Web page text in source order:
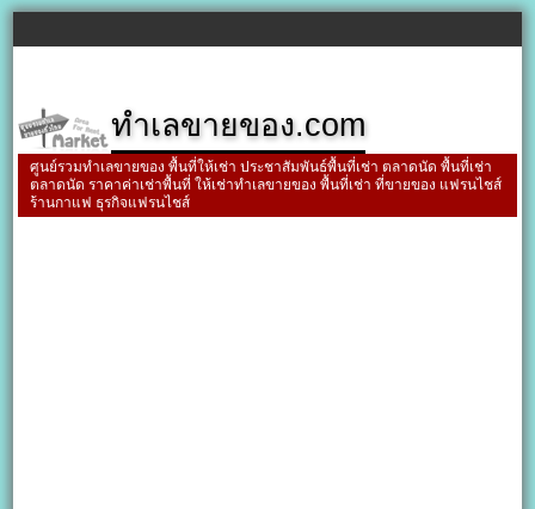
ทำเลขายของ.com
ศูนย์รวมทำเลขายของ พื้นที่ให้เช่า ประชาสัมพันธ์พื้นที่เช่า ตลาดนัด พื้นที่เช่า
ตลาดนัด ราคาค่าเช่าพื้นที่ ให้เช่าทำเลขายของ พื้นที่เช่า ที่ขายของ แฟรนไชส์
ร้านกาแฟ ธุรกิจแฟรนไชส์